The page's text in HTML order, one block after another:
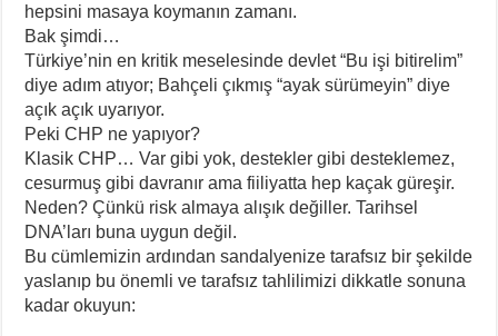
hepsini masaya koymanın zamanı.
Bak şimdi…
Türkiye’nin en kritik meselesinde devlet “Bu işi bitirelim”
diye adım atıyor; Bahçeli çıkmış “ayak sürümeyin” diye
açık açık uyarıyor.
Peki CHP ne yapıyor?
Klasik CHP… Var gibi yok, destekler gibi desteklemez,
cesurmuş gibi davranır ama fiiliyatta hep kaçak güreşir.
Neden? Çünkü risk almaya alışık değiller. Tarihsel
DNA’ları buna uygun değil.
Bu cümlemizin ardından sandalyenize tarafsız bir şekilde
yaslanıp bu önemli ve tarafsız tahlilimizi dikkatle sonuna
kadar okuyun: